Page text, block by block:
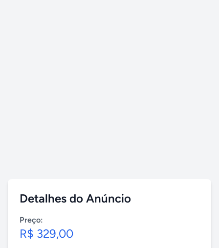
Detalhes do Anúncio
Preço:
R$ 329,00